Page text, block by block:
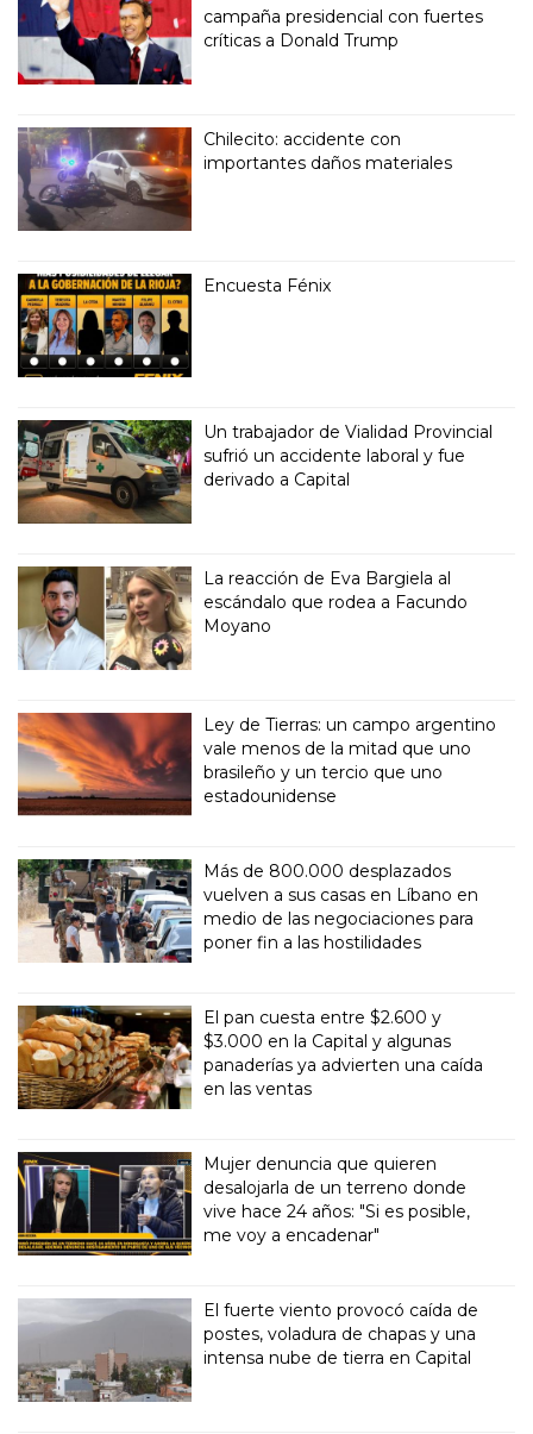
campaña presidencial con fuertes
críticas a Donald Trump
Chilecito: accidente con
importantes daños materiales
Encuesta Fénix
Un trabajador de Vialidad Provincial
sufrió un accidente laboral y fue
derivado a Capital
La reacción de Eva Bargiela al
escándalo que rodea a Facundo
Moyano
Ley de Tierras: un campo argentino
vale menos de la mitad que uno
brasileño y un tercio que uno
estadounidense
Más de 800.000 desplazados
vuelven a sus casas en Líbano en
medio de las negociaciones para
poner fin a las hostilidades
El pan cuesta entre $2.600 y
$3.000 en la Capital y algunas
panaderías ya advierten una caída
en las ventas
Mujer denuncia que quieren
desalojarla de un terreno donde
vive hace 24 años: "Si es posible,
me voy a encadenar"
El fuerte viento provocó caída de
postes, voladura de chapas y una
intensa nube de tierra en Capital